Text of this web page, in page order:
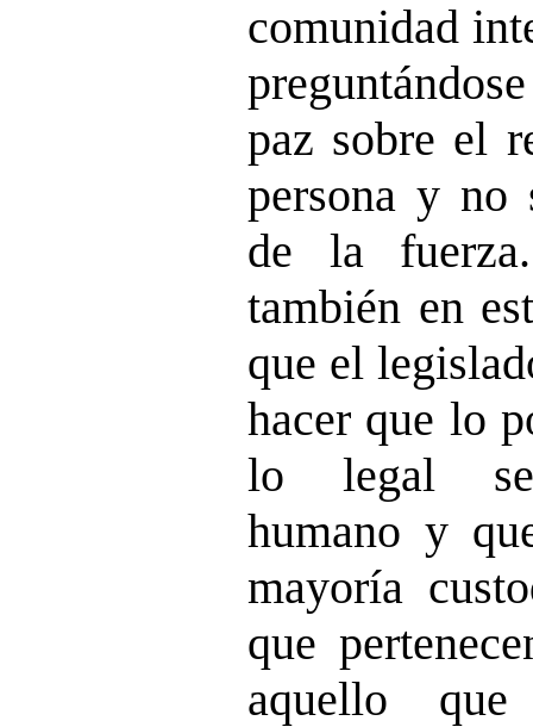
comunidad
paz sobre el
persona y no
de la
también en
que el
hacer que lo
lo legal sea
humano y
mayoría
que
aquello